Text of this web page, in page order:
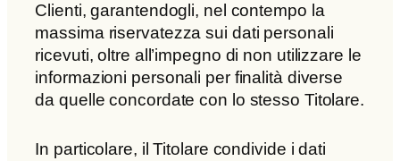
Clienti, garantendogli, nel contempo la
massima riservatezza sui dati personali
ricevuti, oltre all’impegno di non utilizzare le
informazioni personali per finalità diverse
da quelle concordate con lo stesso Titolare.
In particolare, il Titolare condivide i dati